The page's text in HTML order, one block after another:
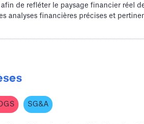
de refléter le paysage financier réel
analyses financières précises et
SG&A